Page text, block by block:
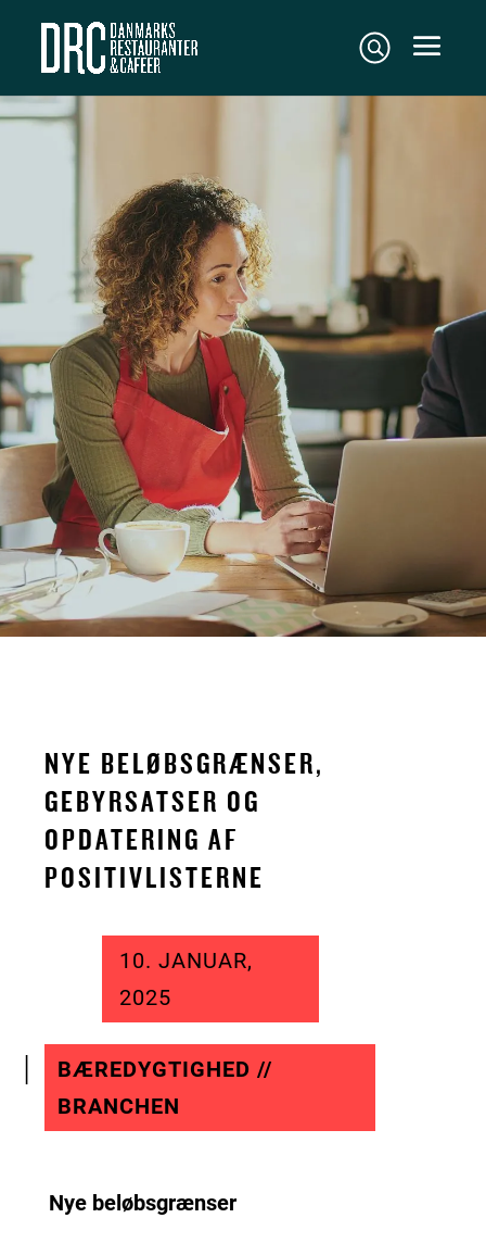
NYE BELØBSGRÆNSER,
GEBYRSATSER OG
OPDATERING AF
POSITIVLISTERNE
10. JANUAR,
2025
BÆREDYGTIGHED //
BRANCHEN
Nye beløbsgrænser